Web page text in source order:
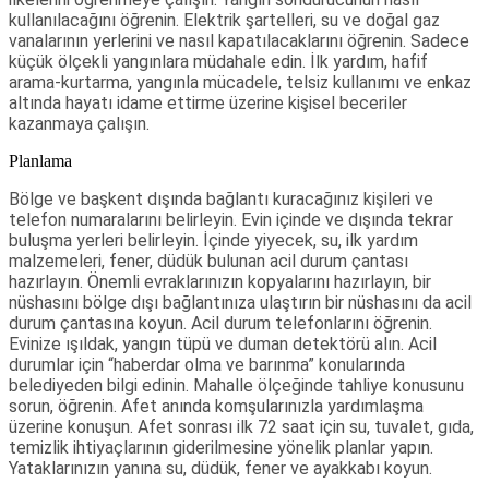
kullanılacağını öğrenin. Elektrik şartelleri, su ve doğal gaz
vanalarının yerlerini ve nasıl kapatılacaklarını öğrenin. Sadece
küçük ölçekli yangınlara müdahale edin. İlk yardım, hafif
arama-kurtarma, yangınla mücadele, telsiz kullanımı ve enkaz
altında hayatı idame ettirme üzerine kişisel beceriler
kazanmaya çalışın.
Planlama
Bölge ve başkent dışında bağlantı kuracağınız kişileri ve
telefon numaralarını belirleyin. Evin içinde ve dışında tekrar
buluşma yerleri belirleyin. İçinde yiyecek, su, ilk yardım
malzemeleri, fener, düdük bulunan acil durum çantası
hazırlayın. Önemli evraklarınızın kopyalarını hazırlayın, bir
nüshasını bölge dışı bağlantınıza ulaştırın bir nüshasını da acil
durum çantasına koyun. Acil durum telefonlarını öğrenin.
Evinize ışıldak, yangın tüpü ve duman detektörü alın. Acil
durumlar için “haberdar olma ve barınma” konularında
belediyeden bilgi edinin. Mahalle ölçeğinde tahliye konusunu
sorun, öğrenin. Afet anında komşularınızla yardımlaşma
üzerine konuşun. Afet sonrası ilk 72 saat için su, tuvalet, gıda,
temizlik ihtiyaçlarının giderilmesine yönelik planlar yapın.
Yataklarınızın yanına su, düdük, fener ve ayakkabı koyun.